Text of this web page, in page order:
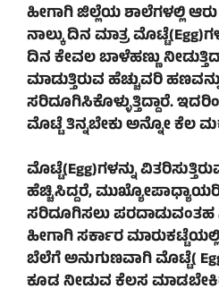
ಹೀಗಾಗಿ ಜಿಲ್ಲೆಯ ಶಾಲೆಗಳಲ್ಲಿ
ನಾಲ್ಕು ದಿನ ಮಾತ್ರ ಮೊಟ್ಟೆ(Egg)
ದಿನ ಕೇವಲ ಬಾಳೆಹಣ್ಣು
ಮಾಡುತ್ತಿರುವ ಹೆಚ್ಚುವರಿ
ಸರಿದೂಗಿಸಿಕೊಳ್ಳುತ್ತಿದ್ದಾರೆ.
ಮೊಟ್ಟೆ ತಿನ್ನಬೇಕು ಅನ್ನೋ ಕೆಲ
ಮೊಟ್ಟೆ(Egg)ಗಳನ್ನು
ಹೆಚ್ಚಿಸಿದ್ದರೆ,
ಸರಿದೂಗಿಸಲು ಪರದಾಡುವಂತಹ
ಹೀಗಾಗಿ ಸರ್ಕಾರ
ಬೆಲೆಗೆ ಅನುಗುಣವಾಗಿ ಮೊಟ್ಟೆ(
ಕೂಡ ನೀಡುವ ಕೆಲಸ